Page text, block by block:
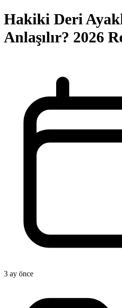
Hakiki Deri
Anlaşılır? 2026
3 ay önce